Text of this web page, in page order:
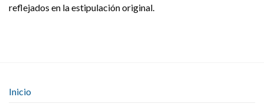
reflejados en la estipulación original.
Inicio